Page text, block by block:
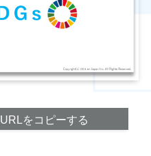
URLをコピーする